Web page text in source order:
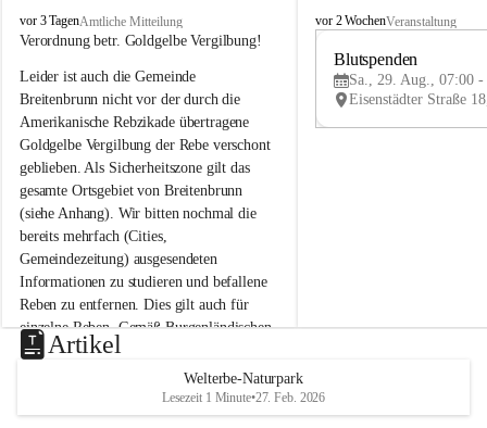
B
r
i
t
e
n
b
r
u
n
n
a
m
N
e
u
s
d
vor 3 TagenAmtliche Mitteilung
Verordnung betr. Goldgelbe Vergilbung!
Leider ist auch die Gemeinde
Breitenbrunn nicht vor der durch die
Amerikanische Rebzikade übertragene
Goldgelbe Vergilbung der Rebe verschont
geblieben. Als Sicherheitszone gilt das
gesamte Ortsgebiet von Breitenbrunn
(siehe Anhang). Wir bitten nochmal die
bereits mehrfach (Cities,
Gemeindezeitung) ausgesendeten
Informationen zu studieren und befallene
Reben zu entfernen. Dies gilt auch für
einzelne Reben. Gemäß Burgenländischen
Weinbaugesetz sind nicht gepflegte oder
unzulässige Weingärten zu roden! Bitte
helfen wir zusammen um unsere Winzer
vor den prognostizierten Ernteausfällen
B
e
u
e
d
vor 2 WochenVeranstaltung
Blutspenden
Sa., 29. Aug., 07:00 -
Artikel
Welterbe-Naturpark
Lesezeit 1 Minute•27. Feb. 2026